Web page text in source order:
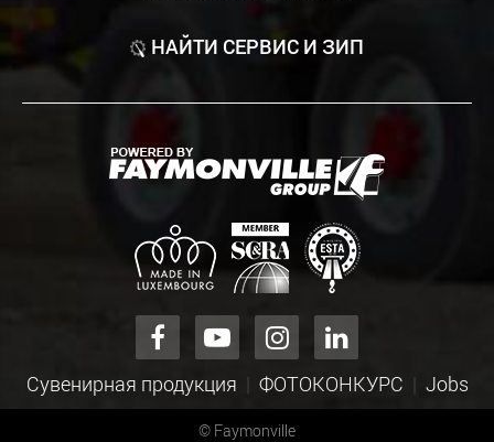
НАЙТИ СЕРВИС И ЗИП
Сувенирная продукция ФОТОКОНКУРС Jobs
© Faymonville